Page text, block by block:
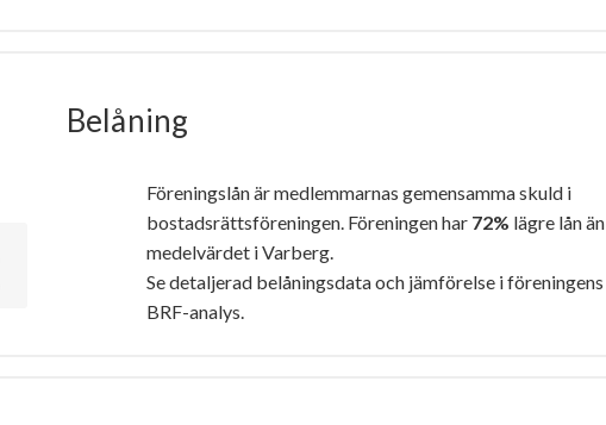
Belåning
Föreningslån är medlemmarnas gemensamma skuld i
bostadsrättsföreningen. Föreningen har 72% lägre lån än
medelvärdet i Varberg.
Se detaljerad belåningsdata och jämförelse i föreningens
BRF-analys.